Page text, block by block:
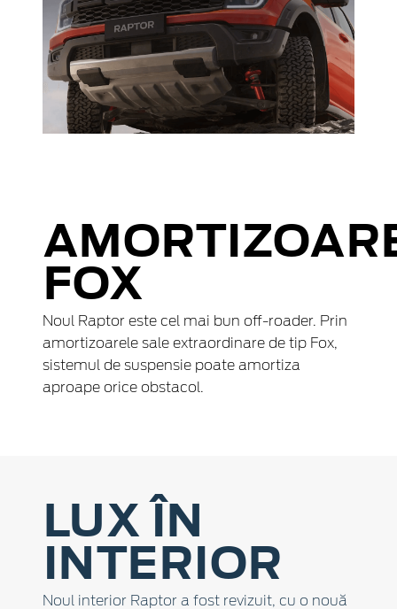
FOX
Noul Raptor este cel mai bun off-roader. Prin
amortizoarele sale extraordinare de tip Fox,
sistemul de suspensie poate amortiza
aproape orice obstacol.
LUX ÎN
INTERIOR
Noul interior Raptor a fost revizuit, cu o nouă